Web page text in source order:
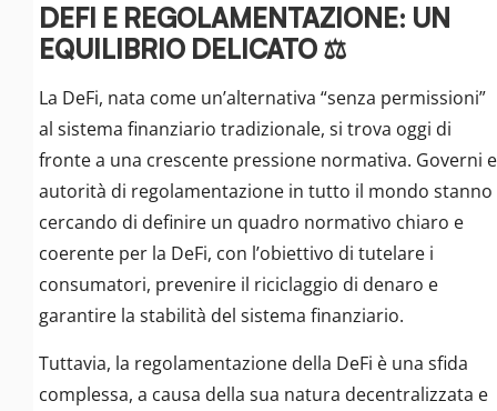
DEFI E REGOLAMENTAZIONE: UN
EQUILIBRIO DELICATO ⚖️
La DeFi, nata come un’alternativa “senza permissioni”
al sistema finanziario tradizionale, si trova oggi di
fronte a una crescente pressione normativa. Governi e
autorità di regolamentazione in tutto il mondo stanno
cercando di definire un quadro normativo chiaro e
coerente per la DeFi, con l’obiettivo di tutelare i
consumatori, prevenire il riciclaggio di denaro e
garantire la stabilità del sistema finanziario.
Tuttavia, la regolamentazione della DeFi è una sfida
complessa, a causa della sua natura decentralizzata e